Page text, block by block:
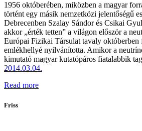
1956 októberében, miközben a magyar
történt egy másik nemzetközi jelentőségű
Debrecenben Szalay Sándor és Csikai
akkor „érték tetten” a világon először a
Európai Fizikai Társulat tavaly
emlékhellyé nyilvánította. Amikor a
kimutató magyar kutatópáros fiatalabbik
2014.03.04.
Read more
Friss